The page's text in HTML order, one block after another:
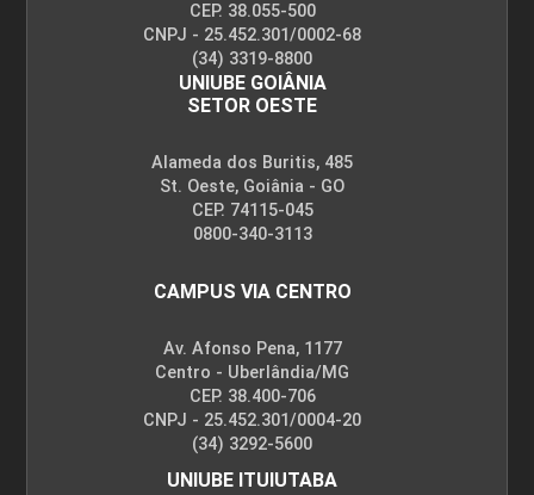
CEP. 38.055-500
CNPJ - 25.452.301/0002-68
(34) 3319-8800
UNIUBE GOIÂNIA
SETOR OESTE
Alameda dos Buritis, 485
St. Oeste, Goiânia - GO
CEP. 74115-045
0800-340-3113
CAMPUS VIA CENTRO
Av. Afonso Pena, 1177
Centro - Uberlândia/MG
CEP. 38.400-706
CNPJ - 25.452.301/0004-20
(34) 3292-5600
UNIUBE ITUIUTABA